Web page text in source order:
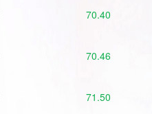
70.40
70.46
71.50